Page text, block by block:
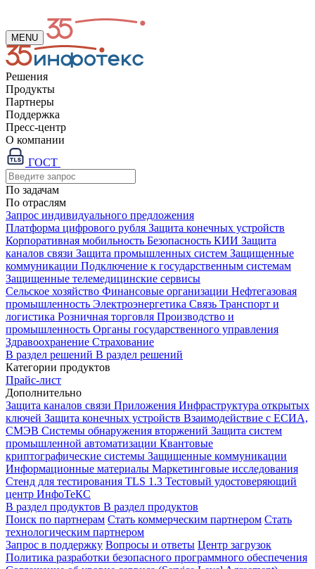
MENU
Решения
Продукты
Партнеры
Поддержка
Пресс-центр
О компании
ГОСТ
По задачам
По отраслям
Запрос индивидуального предложения
Платформа цифрового рубля Защита конечных устройств
Корпоративная мобильность Безопасность КИИ Защита
каналов связи Защита промышленных систем Защищенные
коммуникации Подключение к государственным системам
Защищенные телемедицинские сервисы
Сельское хозяйство Финансовые организации Нефтегазовая
промышленность Электроэнергетика Связь Транспорт и
логистика Розничная торговля Производство и
промышленность Органы государственного управления
Здравоохранение Страхование
В раздел решений В раздел решений
Категории продуктов
Прайс-лист
Дополнительно
Защита каналов связи Приложения Инфраструктура открытых
ключей Защита конечных устройств Взаимодействие с ЕСИА,
СМЭВ Системы обнаружения вторжений Защита систем
промышленной автоматизации Квантовые
криптографические системы Защищенные коммуникации
Информационные материалы Маркетинговые исследования
Стенд для тестирования TLS 1.3 Тестовый удостоверяющий
центр ИнфоТеКС
В раздел продуктов В раздел продуктов
Поиск по партнерам Стать коммерческим партнером Стать
технологическим партнером
Запрос в поддержку Вопросы и ответы Центр загрузок
Политика разработки безопасного программного обеспечения